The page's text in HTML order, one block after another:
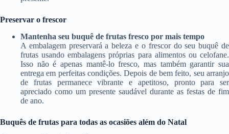
Preservar o frescor
Mantenha seu buquê de frutas fresco por mais tempo
A embalagem preservará a beleza e o frescor do seu buquê de
frutas usando embalagens próprias para alimentos ou celofane.
Isso não é apenas mantê-lo fresco, mas também garantir sua
entrega em perfeitas condições. Depois de bem feito, seu arranjo
de frutas permanece vibrante e apetitoso, pronto para ser
apreciado como um presente saudável durante as festas de fim
de ano.
Buquês de frutas para todas as ocasiões além do Natal